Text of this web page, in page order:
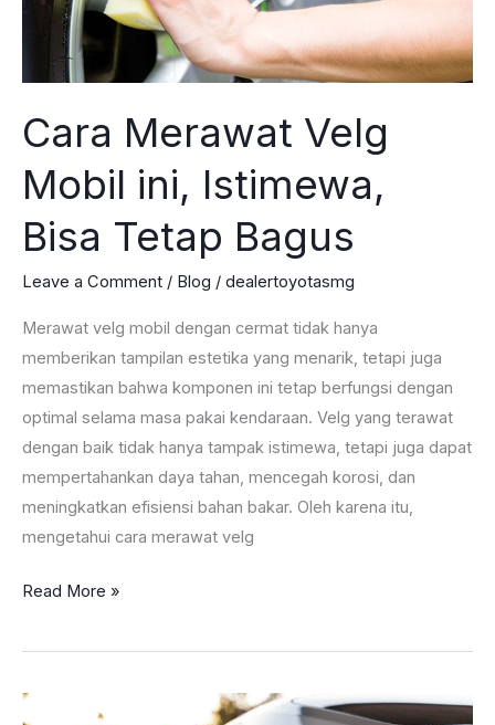
Cara Merawat Velg
Mobil ini, Istimewa,
Bisa Tetap Bagus
Leave a Comment / Blog / dealertoyotasmg
Merawat velg mobil dengan cermat tidak hanya
memberikan tampilan estetika yang menarik, tetapi juga
memastikan bahwa komponen ini tetap berfungsi dengan
optimal selama masa pakai kendaraan. Velg yang terawat
dengan baik tidak hanya tampak istimewa, tetapi juga dapat
mempertahankan daya tahan, mencegah korosi, dan
meningkatkan efisiensi bahan bakar. Oleh karena itu,
mengetahui cara merawat velg
Cara
Velg
Read More »